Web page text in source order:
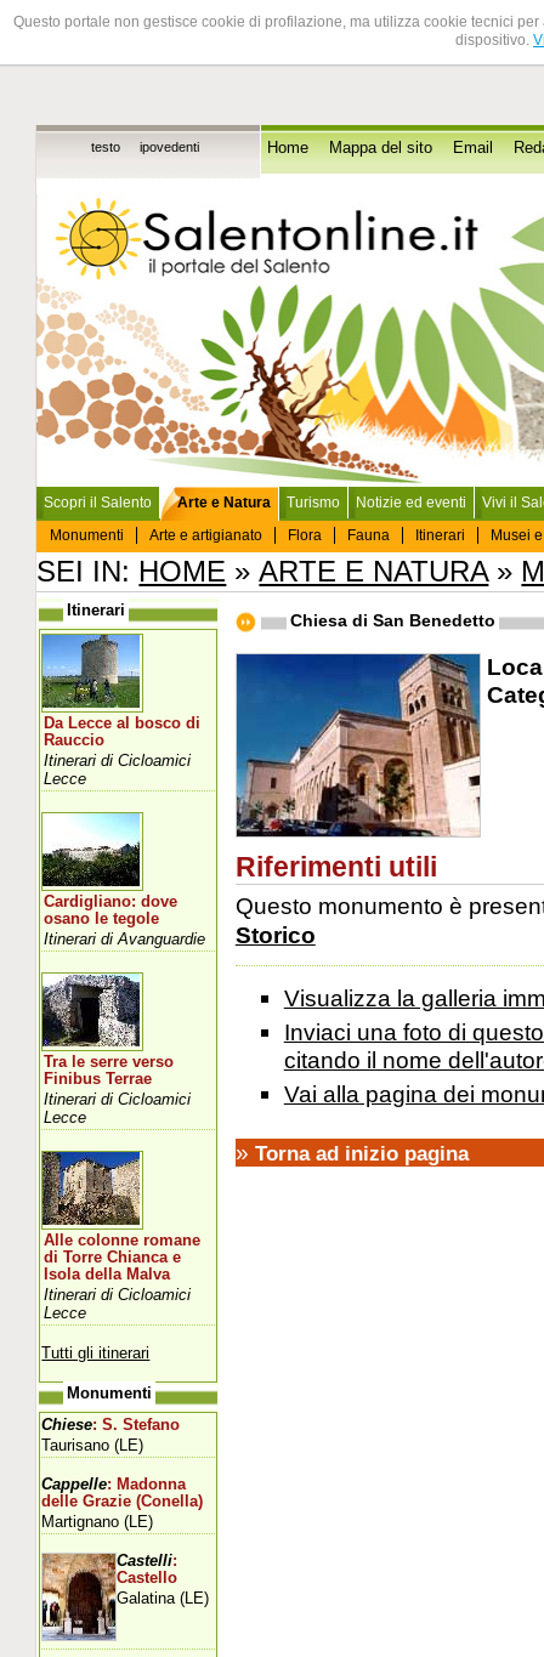
Questo portale non gestisce cookie di profilazione, ma utilizza cookie tecnici
dispositivo.
testo ipovedenti Home Mappa del sito Email
Scopri il Salento
Arte e Natura
Monumenti
Arte e artigianato Flora Fauna Itinerari Musei
Turismo Notizie ed eventi Vivi il
SEI IN: HOME »ARTE E NATURA»
Chiesa di San Benedetto
Riferimenti utili
Questo monumento è
Storico
Visualizza la galleria
Inviaci una foto di
citando il nome
Vai alla pagina dei
» Torna ad inizio pagina
Itinerari
Da Lecce al bosco di
Rauccio
Itinerari di Cicloamici
Lecce
Cardigliano: dove
osano le tegole
Itinerari di Avanguardie
Tra le serre verso
Finibus Terrae
Itinerari di Cicloamici
Lecce
Alle colonne romane
di Torre Chianca e
Isola della Malva
Itinerari di Cicloamici
Lecce
Tutti gli itinerari
Monumenti
Chiese: S. Stefano
Taurisano (LE)
Cappelle: Madonna
delle Grazie (Conella)
Martignano (LE)
Castelli:
Castello
Galatina (LE)